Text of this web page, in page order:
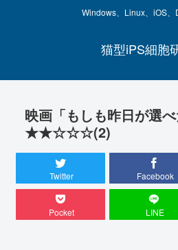
Windows、Linux、iOS
猫型iPS細胞
映画「もしも昨日が選べ
★★☆☆☆(2)
Twitter Facebook
Pocket LINE